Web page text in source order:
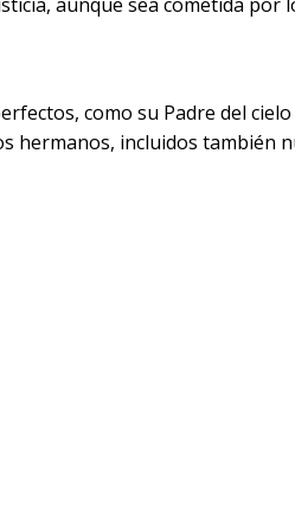
como su Padre del
incluidos también